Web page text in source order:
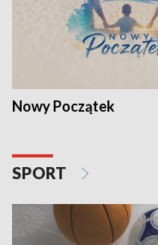
Nowy Początek
SPORT